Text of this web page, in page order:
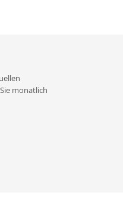
monatlich